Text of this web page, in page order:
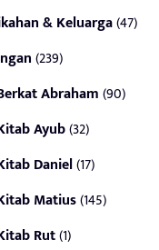
& Keluarga(47)
(239)
Abraham(90)
Ayub(32)
Daniel(17)
Matius(145)
Rut(1)